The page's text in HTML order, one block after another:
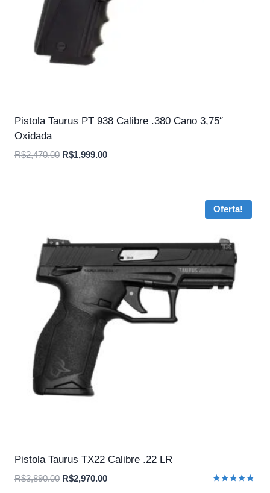
Pistola Taurus PT 938 Calibre .380 Cano 3,75″
Oxidada
R$2,470.00 O
R$1,999.00O
Oferta!
Pistola Taurus TX22 Calibre .22 LR
R$3,890.00 O
R$2,970.00O